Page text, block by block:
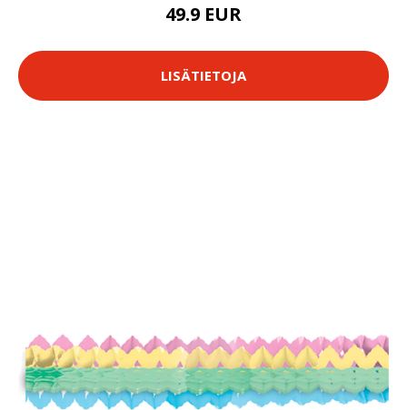
49.9 EUR
LISÄTIETOJA